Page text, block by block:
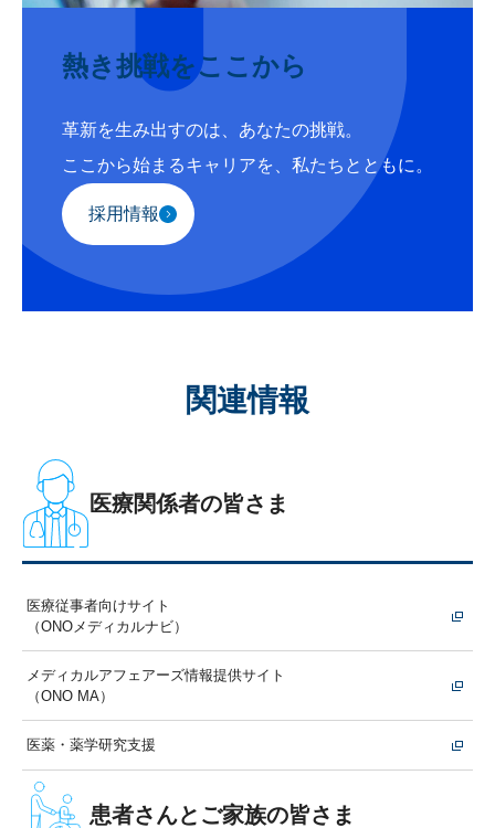
熱き挑戦をここから
革新を生み出すのは、あなたの挑戦。
ここから始まるキャリアを、私たちとともに。
採用情報
関連情報
医療関係者の皆さま
医療従事者向けサイト
（ONOメディカルナビ）
メディカルアフェアーズ情報提供サイト
（ONO MA）
医薬・薬学研究支援
患者さんとご家族の皆さま